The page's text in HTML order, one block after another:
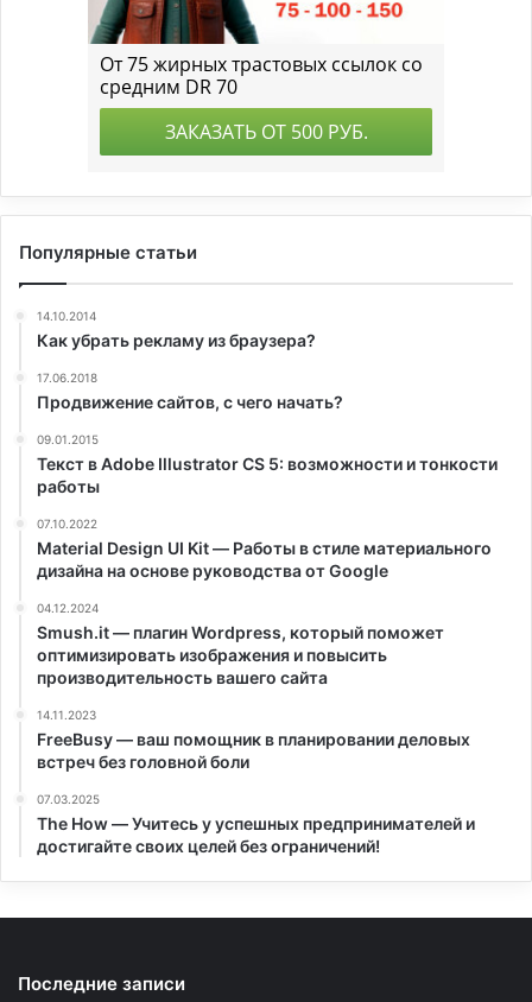
Популярные статьи
14.10.2014
Как убрать рекламу из браузера?
17.06.2018
Продвижение сайтов, с чего начать?
09.01.2015
Текст в Adobe Illustrator CS 5: возможности и тонкости
работы
07.10.2022
Material Design UI Kit — Работы в стиле материального
дизайна на основе руководства от Google
04.12.2024
Smush.it — плагин Wordpress, который поможет
оптимизировать изображения и повысить
производительность вашего сайта
14.11.2023
FreeBusy — ваш помощник в планировании деловых
встреч без головной боли
07.03.2025
The How — Учитесь у успешных предпринимателей и
достигайте своих целей без ограничений!
Последние записи